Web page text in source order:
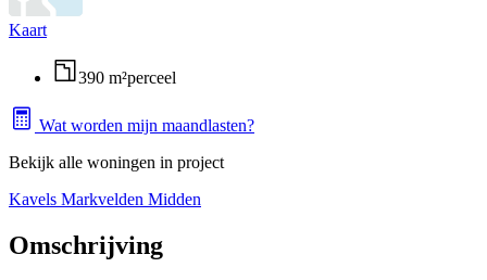
Kaart
390 m²perceel
Wat worden mijn maandlasten?
Bekijk alle woningen in project
Kavels Markvelden Midden
Omschrijving